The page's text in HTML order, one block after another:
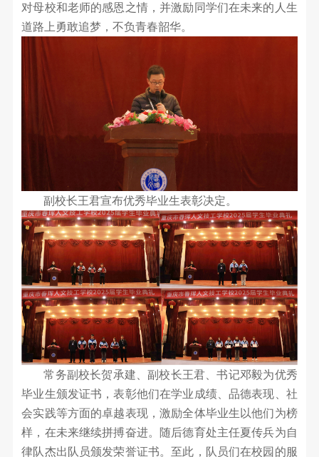
对母校和老师的感恩之情，并激励同学们在未来的人生
道路上勇敢追梦，不负青春韶华。
副校长王君宣布优秀毕业生表彰决定。
常务副校长贺承建、副校长王君、书记邓毅为优秀
毕业生颁发证书，表彰他们在学业成绩、品德表现、社
会实践等方面的卓越表现，激励全体毕业生以他们为榜
样，在未来继续拼搏奋进。随后德育处主任夏传兵为自
律队杰出队员颁发荣誉证书。至此，队员们在校园的服